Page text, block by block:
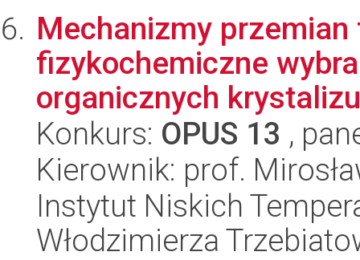
Mechanizmy
fizykochemiczne
organicznych
Konkurs: OPUS 13 ,
Kierownik: prof.
Instytut Niskich
Włodzimierza